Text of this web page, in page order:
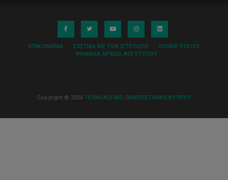
ΕΠΙΚΟΙΝΩΝΊΑ ΣΧΕΤΙΚΆ ΜΕ ΤΟΝ ΙΣΤΌΤΟΠΟ
COOKIE POLICY
ΨΗΦΙΑΚΆ ΑΡΧΕΊΑ ΛΟΓΌΤΥΠΟΥ
Copyright © 2026 ΤΕΧΝΟΛΟΓΙΚΟ ΠΑΝΕΠΙΣΤΗΜΙΟ ΚΥΠΡΟΥ